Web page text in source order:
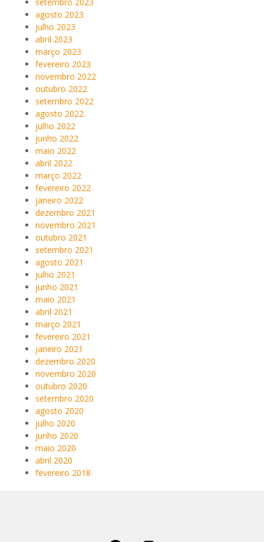
agosto 2023
julho 2023
abril 2023
março 2023
fevereiro 2023
novembro 2022
outubro 2022
setembro 2022
agosto 2022
julho 2022
junho 2022
maio 2022
abril 2022
março 2022
fevereiro 2022
janeiro 2022
dezembro 2021
novembro 2021
outubro 2021
setembro 2021
agosto 2021
julho 2021
junho 2021
maio 2021
abril 2021
março 2021
fevereiro 2021
janeiro 2021
dezembro 2020
novembro 2020
outubro 2020
setembro 2020
agosto 2020
julho 2020
junho 2020
maio 2020
abril 2020
fevereiro 2018